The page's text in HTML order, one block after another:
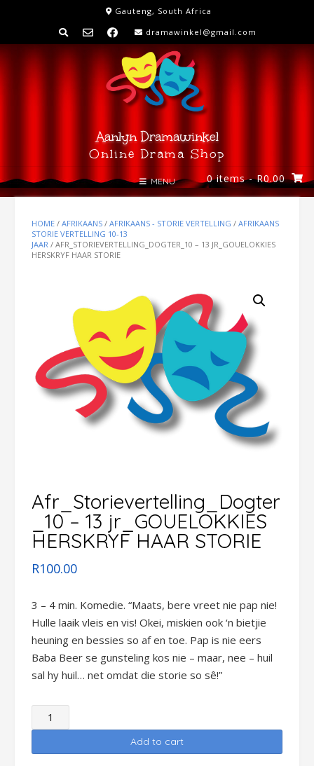
content
Gauteng, South Africa
dramawinkel@gmail.com
Aanlyn Dramawinkel
Online Drama Shop
MENU 0 items- R0.00
HOME / AFRIKAANS / AFRIKAANS - STORIE VERTELLING / AFRIKAANS
STORIE VERTELLING 10-13
JAAR / AFR_STORIEVERTELLING_DOGTER_10 – 13 JR_GOUELOKKIES
HERSKRYF HAAR STORIE
Afr_Storievertelling_Dogter
_10 – 13 jr_GOUELOKKIES
HERSKRYF HAAR STORIE
R100.00
3 – 4 min. Komedie. “Maats, bere vreet nie pap nie!
Hulle laaik vleis en vis! Okei, miskien ook ‘n bietjie
heuning en bessies so af en toe. Pap is nie eers
Baba Beer se gunsteling kos nie – maar, nee – huil
sal hy huil… net omdat die storie so sê!”
Afr_Storievertelling_Dogter_10
-
Add to cart